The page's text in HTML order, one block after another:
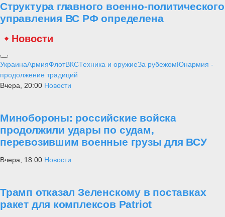
Структура главного военно-политического
управления ВС РФ определена
Новости
УкраинаАрмияФлотВКСТехника и оружиеЗа рубежомЮнармия -
продолжение традиций
Вчера, 20:00 Новости
Минобороны: российские войска
продолжили удары по судам,
перевозившим военные грузы для ВСУ
Вчера, 18:00 Новости
Трамп отказал Зеленскому в поставках
ракет для комплексов Patriot